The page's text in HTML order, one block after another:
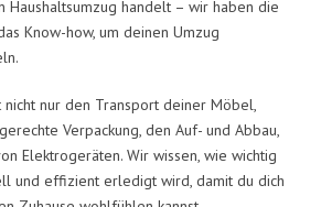
handelt – wir haben die
Know-how, um deinen Umzug
nicht nur den Transport deiner Möbel,
Verpackung, den Auf- und Abbau,
Elektrogeräten. Wir wissen, wie wichtig
und effizient erledigt wird, damit du dich